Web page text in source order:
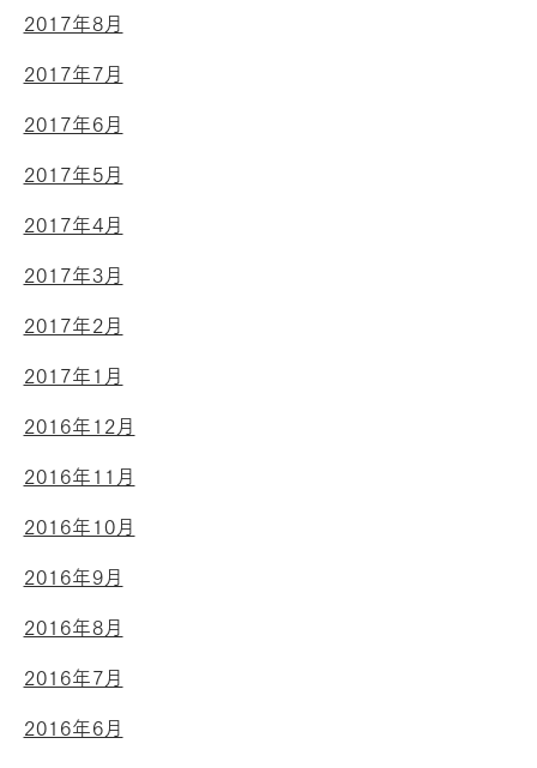
2017年8月
2017年7月
2017年6月
2017年5月
2017年4月
2017年3月
2017年2月
2017年1月
2016年12月
2016年11月
2016年10月
2016年9月
2016年8月
2016年7月
2016年6月